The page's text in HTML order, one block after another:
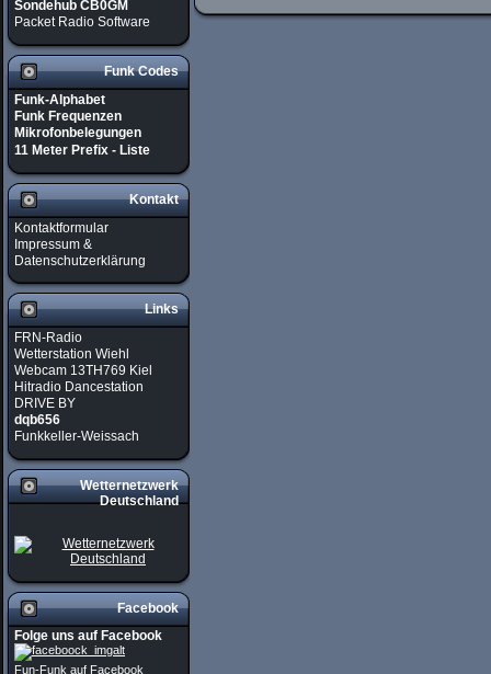
Sondehub CB0GM
Packet Radio Software
Funk Codes
Funk-Alphabet
Funk Frequenzen
Mikrofonbelegungen
11 Meter Prefix - Liste
Kontakt
Kontaktformular
Impressum &
Datenschutzerklärung
Links
FRN-Radio
Wetterstation Wiehl
Webcam 13TH769 Kiel
Hitradio Dancestation
DRIVE BY
dqb656
Funkkeller-Weissach
Wetternetzwerk
Deutschland
Facebook
Folge uns auf Facebook
Fun-Funk auf Facebook